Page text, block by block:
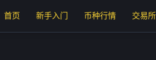
首页 新手入门 币种行情 交易所